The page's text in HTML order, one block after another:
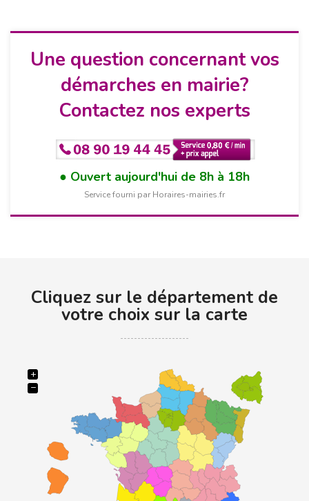
Une question concernant vos
démarches en mairie?
Contactez nos experts
Ouvert aujourd'hui de 8h à 18h
Service fourni par Horaires-mairies.fr
Cliquez sur le département de
votre choix sur la carte
+
−